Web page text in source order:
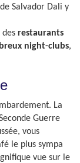
Salvador Dali y
des restaurants
night-clubs,
La
Guerre
vous
le plus sympa
vue sur le